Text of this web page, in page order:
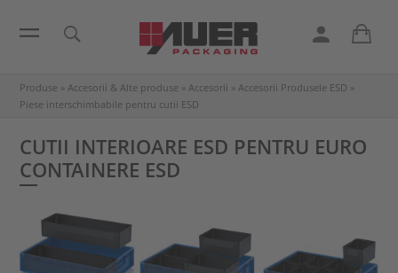
Produse » Accesorii & Alte produse » Accesorii » Accesorii Produsele ESD »
Piese interschimbabile pentru cutii ESD
CUTII INTERIOARE ESD PENTRU EURO
CONTAINERE ESD